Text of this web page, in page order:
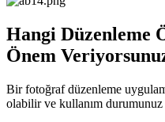
Hangi Düzenleme
Önem
Bir fotoğraf düzenleme
olabilir ve kullanım durumunuz